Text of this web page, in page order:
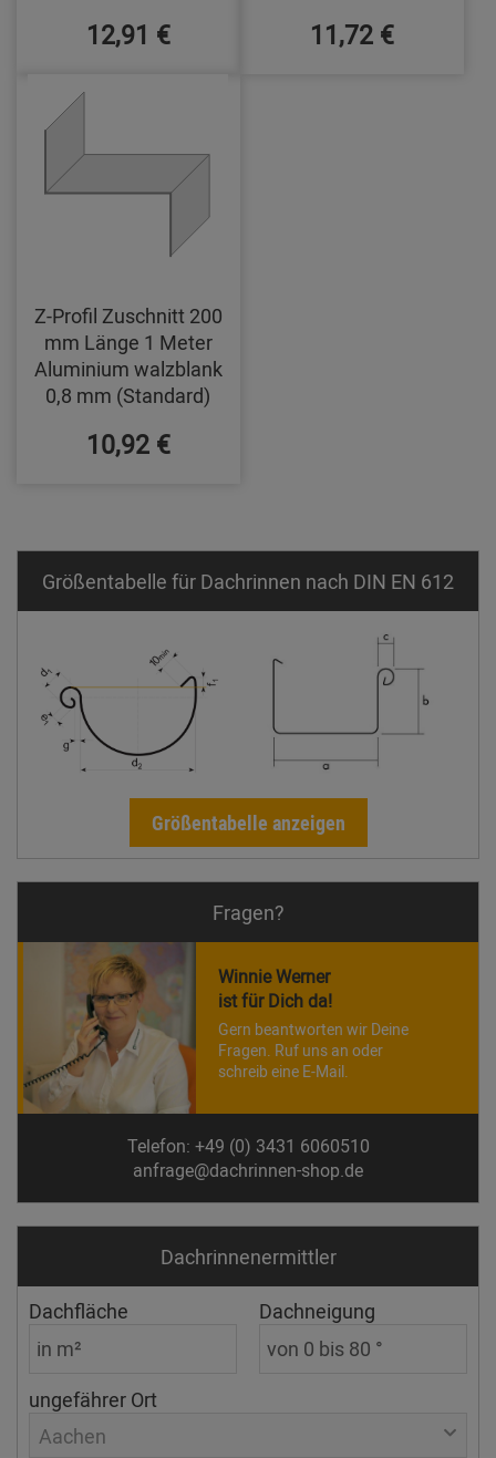
12,91 € 11,72 €
Z-Profil Zuschnitt 200
mm Länge 1 Meter
Aluminium walzblank
0,8 mm (Standard)
10,92 €
Größentabelle für Dachrinnen nach DIN EN 612
Größentabelle anzeigen
Fragen?
Winnie Werner
ist für Dich da!
Gern beantworten wir Deine
Fragen. Ruf uns an oder
schreib eine E-Mail.
Telefon: +49 (0) 3431 6060510
anfrage@dachrinnen-shop.de
Dachrinnen­ermittler
Dachfläche Dachneigung
ungefährer Ort
Aachen